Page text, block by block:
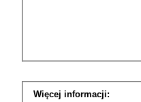
Więcej informacji: